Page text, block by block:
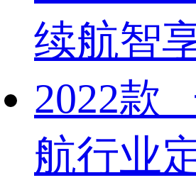
续航智
2022款
航行业